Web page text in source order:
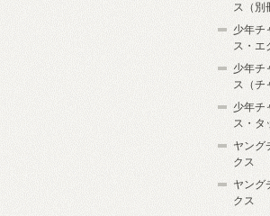
ス（別
少年チ
ス・エ
少年チ
ス（チ
少年チ
ス・タ
ヤング
クス
ヤング
クス